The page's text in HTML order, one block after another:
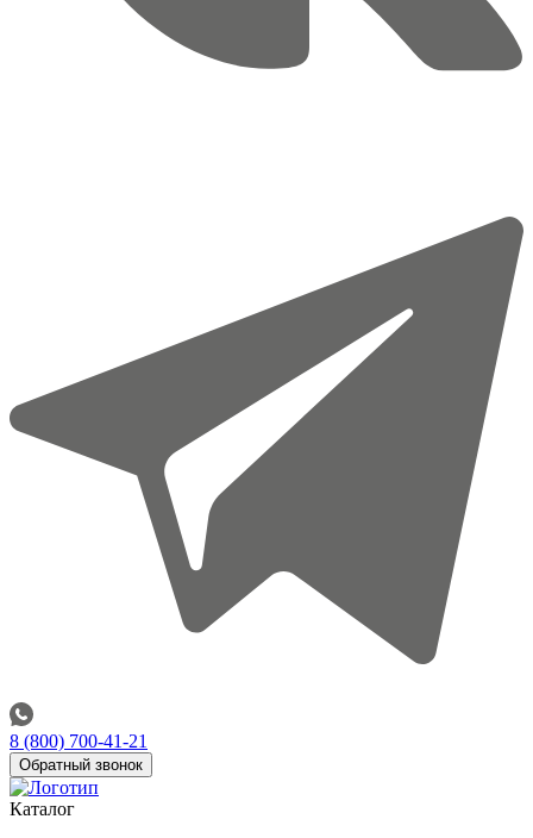
8 (800) 700-41-21
Обратный звонок
Каталог